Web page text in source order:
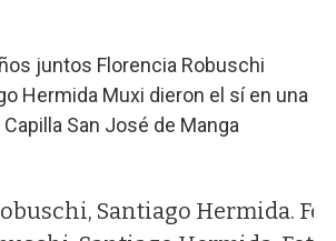
juntos Florencia Robuschi
Hermida Muxi dieron el sí en una
San José de Manga